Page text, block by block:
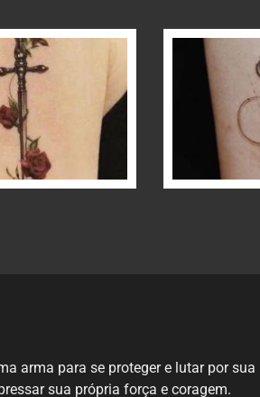
arma para se proteger e lutar por sua
sua própria força e coragem.